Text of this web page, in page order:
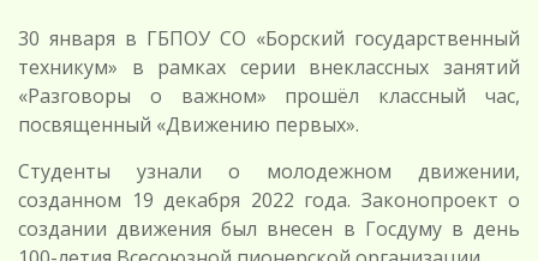
30 января в ГБПОУ СО «Борский государственный
техникум» в рамках серии внеклассных занятий
«Разговоры о важном» прошёл классный час,
посвященный «Движению первых».
Студенты узнали о молодежном движении,
созданном 19 декабря 2022 года. Законопроект о
создании движения был внесен в Госдуму в день